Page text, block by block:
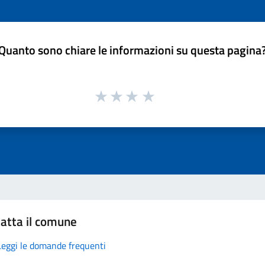
sono chiare le informazioni su questa
il comune
le domande frequenti